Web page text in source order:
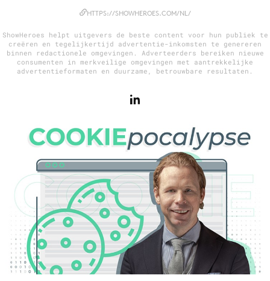
12 nov: MarketingLive!
Adverteren
Academy
Topics
Artificial Intelligence
Bureaus
Campagnes
Carriere
Contentmarketing
HTTPS://SHOWHEROES.COM/NL/
ShowHeroes helpt uitgevers de beste content voor hun publiek te
creëren en tegelijkertijd advertentie-inkomsten te genereren
binnen redactionele omgevingen. Adverteerders bereiken nieuwe
consumenten in merkveilige omgevingen met aantrekkelijke
advertentieformaten en duurzame, betrouwbare resultaten.